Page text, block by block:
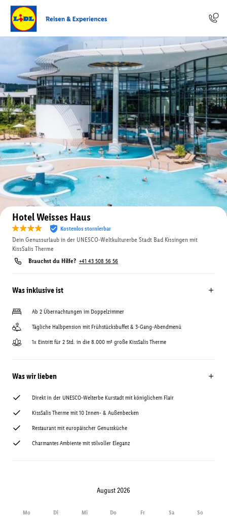
Auf der Karte anzeigen
Hotel Weisses Haus
Kostenlos stornierbar
Dein Genussurlaub in der UNESCO-Weltkulturerbe Stadt Bad Kissingen mit
KissSalis Therme
Brauchst du Hilfe? +41 43 508 56 56
Was inklusive ist
Ab 2 Übernachtungen im Doppelzimmer
Tägliche Halbpension mit Frühstücksbuffet & 3-Gang-Abendmenü
1x Eintritt für 2 Std. in die 8.000 m² große KissSalis Therme
Was wir lieben
Direkt in der UNESCO-Welterbe Kurstadt mit königlichem Flair
KissSalis Therme mit 10 Innen- & Außenbecken
Restaurant mit europäischer Genussküche
Charmantes Ambiente mit stilvoller Eleganz
August 2026
Mo Di Mi Do Fr Sa So